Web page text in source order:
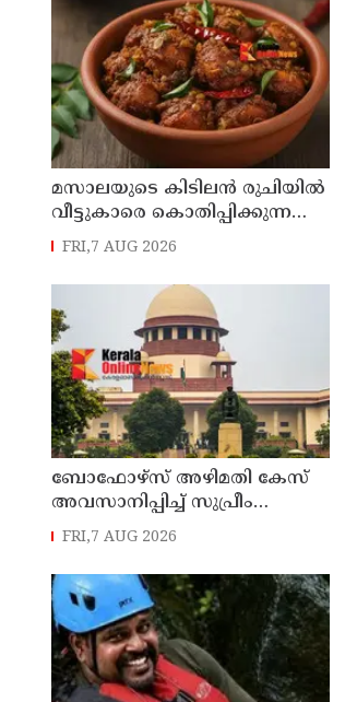
മസാലയുടെ കിടിലൻ രുചിയിൽ
വീട്ടുകാരെ കൊതിപ്പിക്കുന്ന
സ്പെഷ്യൽ വിഭവം
FRI,7 AUG 2026
ബോഫോഴ്സ് അഴിമതി കേസ്
അവസാനിപ്പിച്ച് സുപ്രീം
കോടതി
FRI,7 AUG 2026